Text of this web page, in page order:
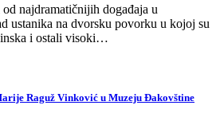
najdramatičnijih događaja u
ustanika na dvorsku povorku u kojoj su
i ostali visoki…
Raguž Vinković u Muzeju Đakovštine